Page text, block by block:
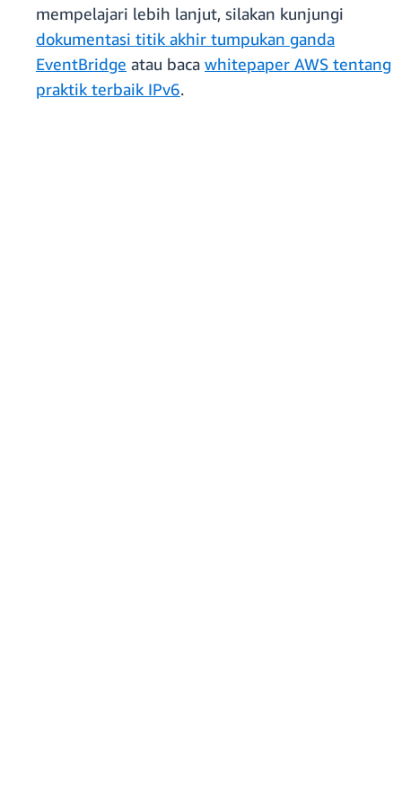
mempelajari lebih lanjut, silakan kunjungi
dokumentasi titik akhir tumpukan ganda
EventBridge atau baca whitepaper AWS tentang
praktik terbaik IPv6.